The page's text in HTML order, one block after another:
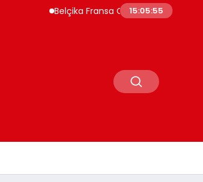
Belçika Fransa Orman Yangınları İçin
15:05:56